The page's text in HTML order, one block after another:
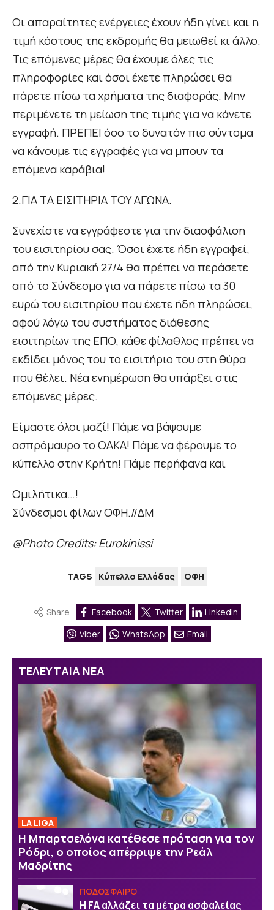
Οι απαραίτητες ενέργειες έχουν ήδη γίνει και η
τιμή κόστους της εκδρομής θα μειωθεί κι άλλο.
Τις επόμενες μέρες θα έχουμε όλες τις
πληροφορίες και όσοι έχετε πληρώσει θα
πάρετε πίσω τα χρήματα της διαφοράς. Μην
περιμένετε τη μείωση της τιμής για να κάνετε
εγγραφή. ΠΡΕΠΕΙ όσο το δυνατόν πιο σύντομα
να κάνουμε τις εγγραφές για να μπουν τα
επόμενα καράβια!
2.ΓΙΑ ΤΑ ΕΙΣΙΤΗΡΙΑ ΤΟΥ ΑΓΩΝΑ.
Συνεχίστε να εγγράφεστε για την διασφάλιση
του εισιτηρίου σας. Όσοι έχετε ήδη εγγραφεί,
από την Κυριακή 27/4 θα πρέπει να περάσετε
από το Σύνδεσμο για να πάρετε πίσω τα 30
ευρώ του εισιτηρίου που έχετε ήδη πληρώσει,
αφού λόγω του συστήματος διάθεσης
εισιτηρίων της ΕΠΟ, κάθε φίλαθλος πρέπει να
εκδίδει μόνος του το εισιτήριο του στη θύρα
που θέλει. Νέα ενημέρωση θα υπάρξει στις
επόμενες μέρες.
Είμαστε όλοι μαζί! Πάμε να βάψουμε
ασπρόμαυρο το ΟΑΚΑ! Πάμε να φέρουμε το
κύπελλο στην Κρήτη! Πάμε περήφανα και
Ομιλήτικα…!
Σύνδεσμοι φίλων ΟΦΗ.//ΔΜ
@Photo Credits: Eurokinissi
TAGS Κύπελλο Ελλάδας ΟΦΗ
Share Facebook Twitter
Linkedin
Viber
WhatsApp Email
ΤΕΛΕΥΤΑΙΑ ΝΕΑ
LA LIGA
Η Μπαρτσελόνα κατέθεσε πρόταση για τον
Ρόδρι, ο οποίος απέρριψε την Ρεάλ
Μαδρίτης
ΠΟΔΟΣΦΑΙΡΟ
Η FA αλλάζει τα μέτρα ασφαλείας